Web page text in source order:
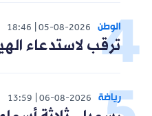
الوطن 05-08-2026
18:46
ترقب لاستدعاء
رياضة 06-08-2026
13:59